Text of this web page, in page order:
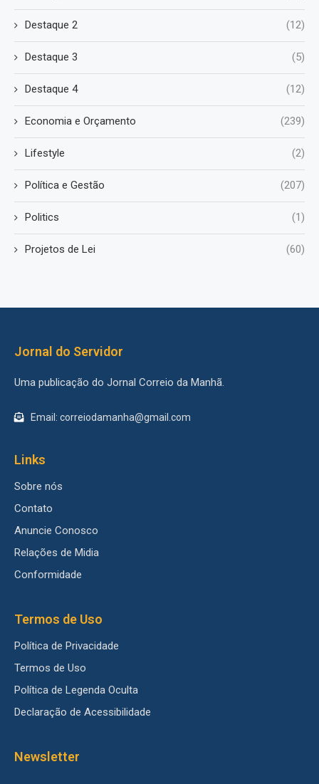
Destaque 2 (12)
Destaque 3 (5)
Destaque 4 (12)
Economia e Orçamento (239)
Lifestyle (2)
Política e Gestão (207)
Politics (1)
Projetos de Lei (60)
Jornal do Servidor
Uma publicação do Jornal Correio da Manhã.
Email: correiodamanha@gmail.com
Links
Sobre nós
Contato
Anuncie Conosco
Relações de Midia
Conformidade
Termos de Uso
Política de Privacidade
Termos de Uso
Política de Legenda Oculta
Declaração de Acessibilidade
Newsletter